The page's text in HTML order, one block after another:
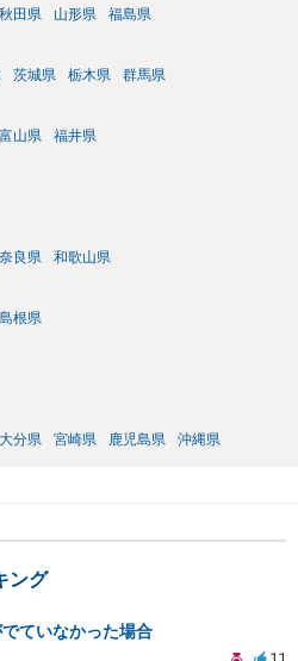
秋田県 山形県 福島県
茨城県 栃木県 群馬県
富山県 福井県
奈良県 和歌山県
島根県
大分県 宮崎県 鹿児島県 沖縄県
ング
ていなかった場合